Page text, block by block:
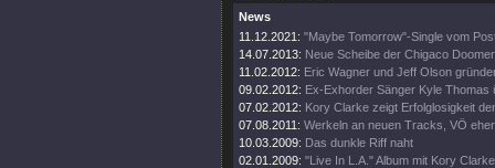
News
11.12.2021: "Maybe Tomorrow"-Single vom
14.07.2013: Neue Scheibe der Chigaco
11.02.2012: Eric Wagner und Jeff Olson
09.02.2012: Ex-Exhorder Sänger Kyle Thomas
07.02.2012: Kory Clarke zeigt Erfolglosigkeit
07.08.2011: Werkeln an neuen Tracks, VÖ
10.03.2009: Das dunkle Riff naht
02.01.2009: "Live In L.A." Album mit Kory